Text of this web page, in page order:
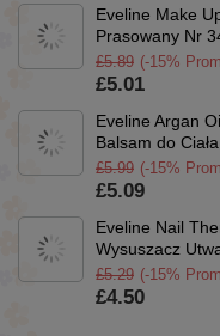
Eveline Make
Prasowany Nr
£5.89 (-15%
£5.01
Eveline Argan
Balsam do
£5.99 (-15%
£5.09
Eveline Nail
Wysuszacz
£5.29 (-15%
£4.50